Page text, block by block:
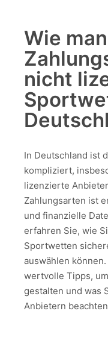
Wie
nicht
In Deutschland ist
kompliziert,
lizenzierte
Zahlungsarten ist
und finanzielle
erfahren Sie, wie
Sportwetten
auswählen
wertvolle Tipps,
gestalten und was
Anbietern